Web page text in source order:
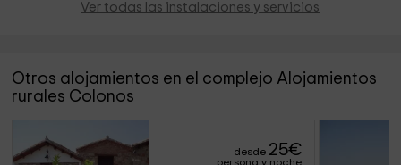
Ver todas las instalaciones y servicios
Otros alojamientos en el complejo Alojamientos
rurales Colonos
desde 25€
persona y noche